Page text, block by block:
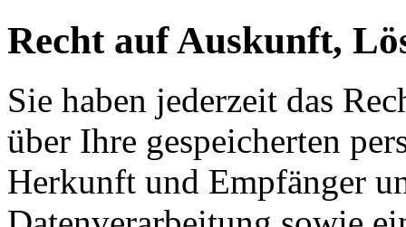
Recht auf Auskunft,
Sie haben jederzeit das
über Ihre gespeicherten
Herkunft und Empfänger